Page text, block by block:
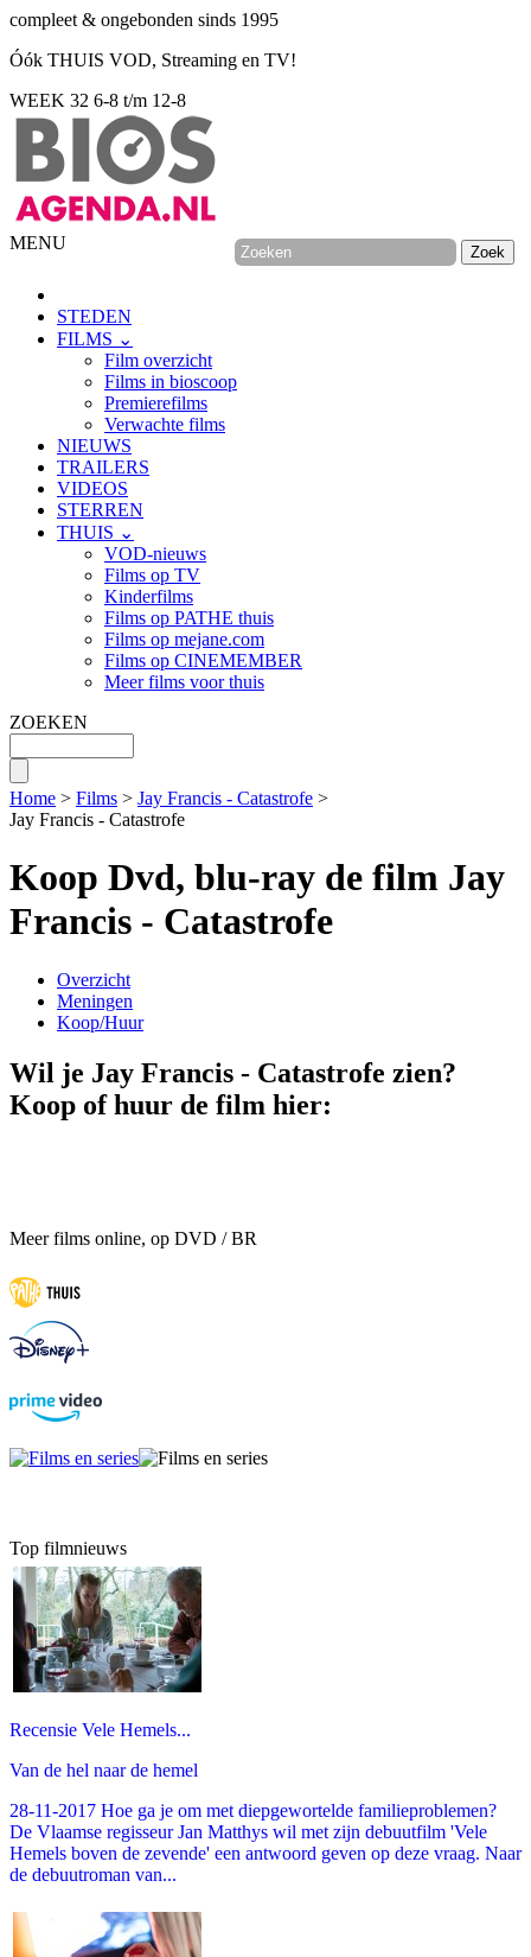
compleet & ongebonden sinds 1995
Óók THUIS VOD, Streaming en TV!
WEEK 32 6-8 t/m 12-8
MENU
STEDEN
FILMS ⌄
Film overzicht
Films in bioscoop
Premierefilms
Verwachte films
NIEUWS
TRAILERS
VIDEOS
STERREN
THUIS ⌄
VOD-nieuws
Films op TV
Kinderfilms
Films op PATHE thuis
Films op mejane.com
Films op CINEMEMBER
Meer films voor thuis
ZOEKEN
Home > Films > Jay Francis - Catastrofe >
Jay Francis - Catastrofe
Koop Dvd, blu-ray de film Jay
Francis - Catastrofe
Overzicht
Meningen
Koop/Huur
Wil je Jay Francis - Catastrofe zien?
Koop of huur de film hier:
Meer films online, op DVD / BR
Top filmnieuws
Recensie Vele Hemels...
Van de hel naar de hemel
28-11-2017 Hoe ga je om met diepgewortelde familieproblemen?
De Vlaamse regisseur Jan Matthys wil met zijn debuutfilm 'Vele
Hemels boven de zevende' een antwoord geven op deze vraag. Naar
de debuutroman van...